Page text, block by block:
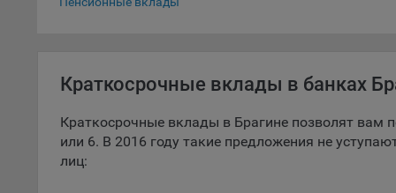
При
Краткосрочные вклады в банках
Краткосрочные вклады в Брагине позволят вам
или 6. В 2016 году такие предложения не
лиц: